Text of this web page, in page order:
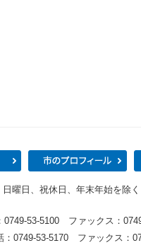
アクセス
曜日、祝休日、年末年始を除く
53-5100 ファックス：
0749-53-5170 ファックス：